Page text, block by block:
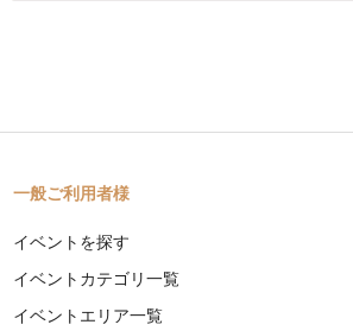
一般ご利用者様
イベントを探す
イベントカテゴリ一覧
イベントエリア一覧